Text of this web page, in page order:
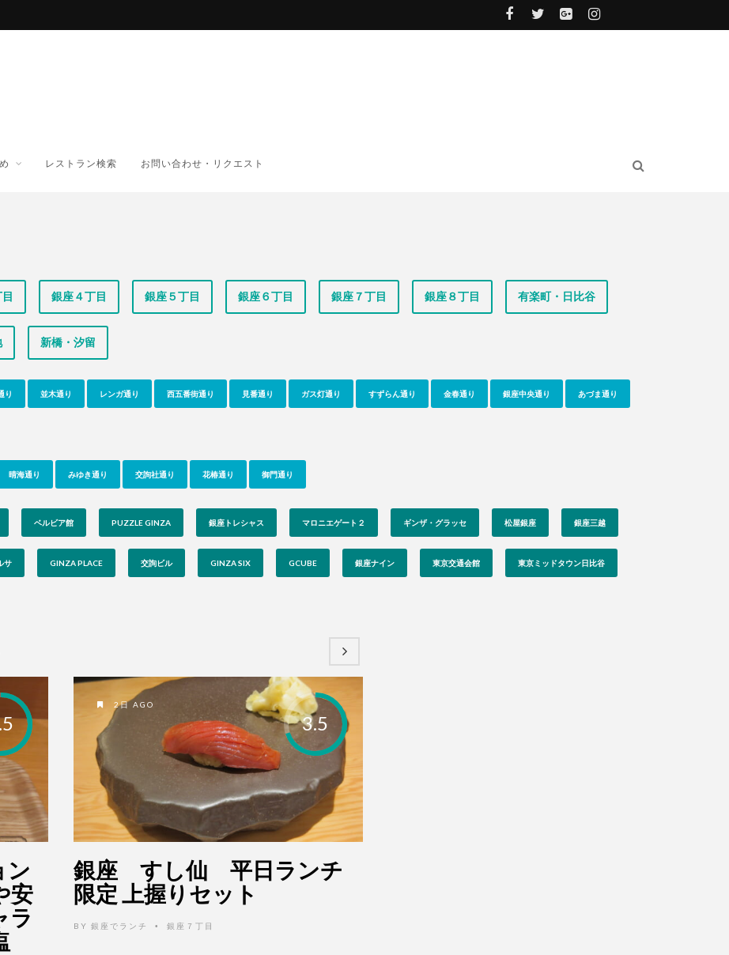
レストラン検索 お問い合わせ・リクエスト
銀座４丁目 銀座５丁目 銀座６丁目 銀座７丁目 銀座８丁目 有楽町・日比谷
新橋・汐留
り 並木通り レンガ通り 西五番街通り 見番通り ガス灯通り すずらん通り 金春通り 銀座中央通り あづま通り
晴海通り みゆき通り 交詢社通り 花椿通り 御門通り
ベルビア館 PUZZLE GINZA 銀座トレシャス マロニエゲート２ ギンザ・グラッセ 松屋銀座 銀座三越
サ GINZA PLACE 交詢ビル GINZA SIX GCUBE 銀座ナイン 東京交通会館 東京ミッドタウン日比谷
ン
安
ラ
3.5
2日 AGO
銀座 すし仙 平日ランチ
限定 上握りセット
BY 銀座でランチ • 銀座７丁目